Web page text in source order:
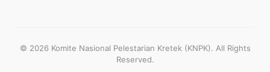
© 2026 Komite Nasional Pelestarian Kretek (KNPK). All Rights
Reserved.